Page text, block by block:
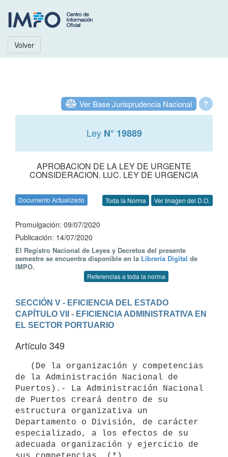
Volver
?
Ver Base Jurisprudencia Nacional
Ley N° 19889
APROBACION DE LA LEY DE URGENTE
CONSIDERACION. LUC. LEY DE URGENCIA
Documento Actualizado Toda la Norma Ver Imagen del D.O.
Promulgación: 09/07/2020
Publicación: 14/07/2020
El Registro Nacional de Leyes y Decretos del presente
semestre se encuentra disponible en la Librería Digital de
IMPO.
Referencias a toda la norma
SECCIÓN V - EFICIENCIA DEL ESTADO
CAPÍTULO VII - EFICIENCIA ADMINISTRATIVA EN
EL SECTOR PORTUARIO
Artículo 349
de la Administración Nacional de
Puertos).- La Administración Nacional
de Puertos creará dentro de su
estructura organizativa un
Departamento o División, de carácter
especializado, a los efectos de su
adecuada organización y ejercicio de